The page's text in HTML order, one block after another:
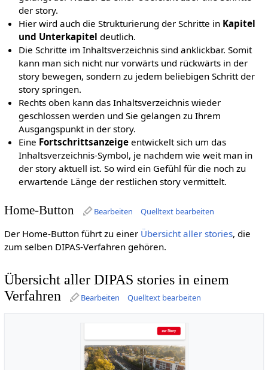
der story.
Hier wird auch die Strukturierung der Schritte in Kapitel
und Unterkapitel deutlich.
Die Schritte im Inhaltsverzeichnis sind anklickbar. Somit
kann man sich nicht nur vorwärts und rückwärts in der
story bewegen, sondern zu jedem beliebigen Schritt der
story springen.
Rechts oben kann das Inhaltsverzeichnis wieder
geschlossen werden und Sie gelangen zu Ihrem
Ausgangspunkt in der story.
Eine Fortschrittsanzeige entwickelt sich um das
Inhaltsverzeichnis-Symbol, je nachdem wie weit man in
der story aktuell ist. So wird ein Gefühl für die noch zu
erwartende Länge der restlichen story vermittelt.
Home-Button Bearbeiten Quelltext bearbeiten
Der Home-Button führt zu einer Übersicht aller stories, die
zum selben DIPAS-Verfahren gehören.
Übersicht aller DIPAS stories in einem
Verfahren
Bearbeiten Quelltext bearbeiten